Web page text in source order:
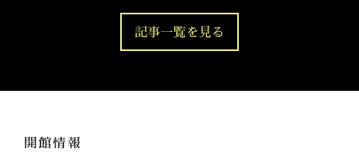
記事一覧を見る
開館情報